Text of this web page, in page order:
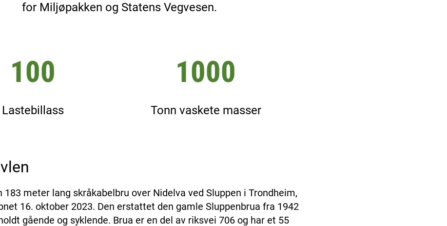
for Miljøpakken og Statens Vegvesen.
100
Lastebillass
1000
Tonn vaskete masser
183 meter lang skråkabelbru over Nidelva ved Sluppen i Trondheim,
16. oktober 2023. Den erstattet den gamle Sluppenbrua fra 1942
gående og syklende. Brua er en del av riksvei 706 og har et 55